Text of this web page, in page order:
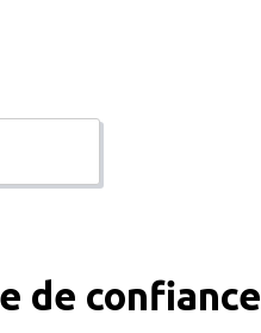
de confiance